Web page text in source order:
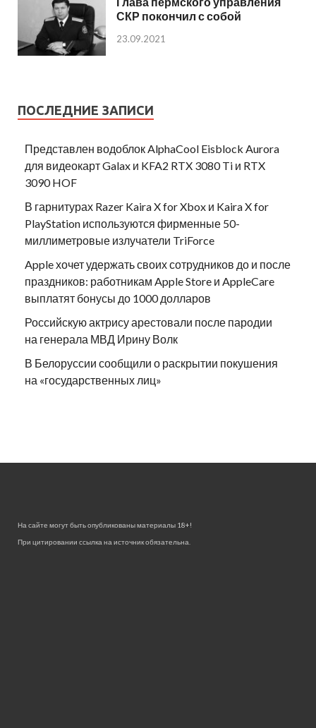
СКР покончил с собой
23.09.2021
ПОСЛЕДНИЕ ЗАПИСИ
Представлен водоблок AlphaCool Eisblock Aurora
для видеокарт Galax и KFA2 RTX 3080 Ti и RTX
3090 HOF
В гарнитурах Razer Kaira X for Xbox и Kaira X for
PlayStation используются фирменные 50-
миллиметровые излучатели TriForce
Apple хочет удержать своих сотрудников до и после
праздников: работникам Apple Store и AppleCare
выплатят бонусы до 1000 долларов
Российскую актрису арестовали после пародии
на генерала МВД Ирину Волк
В Белоруссии сообщили о раскрытии покушения
на «государственных лиц»
На сайте могут быть опубликованы материалы 18+!
При цитировании ссылка на источник обязательна.